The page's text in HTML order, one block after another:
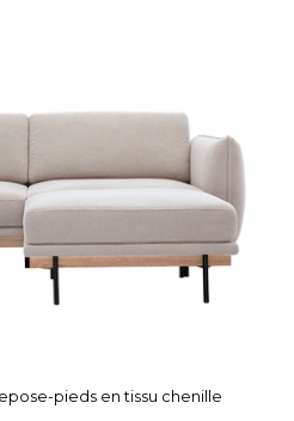
pieds en tissu chenille